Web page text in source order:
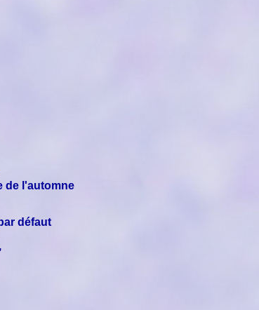
de l'automne
défaut